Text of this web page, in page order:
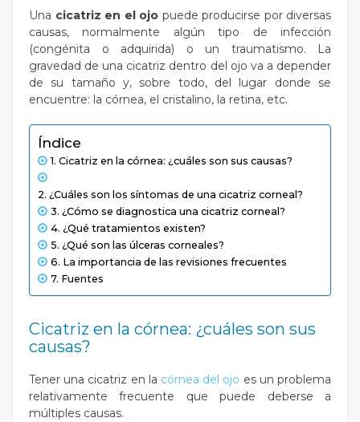
Una cicatriz en el ojo puede producirse por diversas
causas, normalmente algún tipo de infección
(congénita o adquirida) o un traumatismo. La
gravedad de una cicatriz dentro del ojo va a depender
de su tamaño y, sobre todo, del lugar donde se
encuentre: la córnea, el cristalino, la retina, etc.
Índice
Cicatriz en la córnea: ¿cuáles son sus causas?
¿Cuáles son los síntomas de una cicatriz corneal?
¿Cómo se diagnostica una cicatriz corneal?
¿Qué tratamientos existen?
¿Qué son las úlceras corneales?
La importancia de las revisiones frecuentes
Fuentes
Cicatriz en la córnea: ¿cuáles son sus
causas?
Tener una cicatriz en la córnea del ojo es un problema
relativamente frecuente que puede deberse a
múltiples causas.